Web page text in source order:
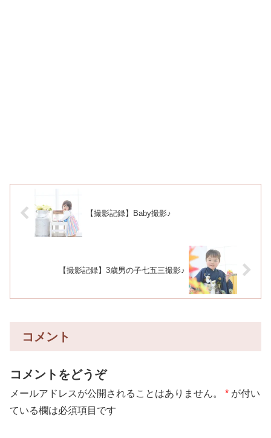
【撮影記録】Baby撮影♪
【撮影記録】3歳男の子七五三撮影♪
コメント
コメントをどうぞ
メールアドレスが公開されることはありません。 * が付い
ている欄は必須項目です